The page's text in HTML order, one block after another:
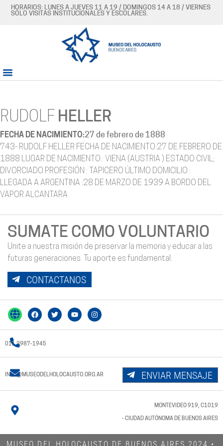
HORARIOS: LUNES A JUEVES 11 A 19 / DOMINGOS 14 A 18 / VIERNES
SÓLO VISITAS INSTITUCIONALES Y ESCOLARES.
RUDOLF HELLER
FECHA DE NACIMIENTO:27 de febrero de 1888
743- RUDOLF HELLER FECHA DE NACIMIENTO:27 DE FEBRERO DE
1888 LUGAR DE NACIMIENTO.: VIENA (AUSTRIA ) ESTADO CIVIL;
DIVORCIADO PROFESIÓN : TAPICERO ÚLTIMO DOMICILIO :
LLEGADA A ARGENTINA :28 DE MARZO DE 1939 A BORDO DEL
VAPOR ALCANTARA
SUMATE COMO VOLUNTARIO
Unite a nuestra misión de preservar la memoria y educar a las
futuras generaciones. Tu aporte es fundamental.
CONTACTANOS
011 3987-1945
INFO@MUSEODELHOLOCAUSTO.ORG.AR ENVIAR MENSAJE
MONTEVIDEO 919, C1019
- CIUDAD AUTÓNOMA DE BUENOS AIRES